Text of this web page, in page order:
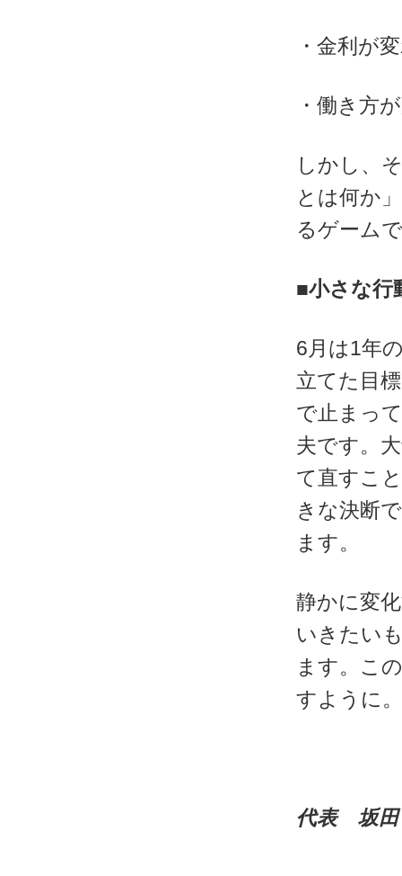
・金利が
・働き方
しかし、
とは何か
るゲーム
■小さな行
6月は1年
立てた目
で止まっ
夫です。
て直すこ
きな決断
ます。
静かに変
いきたい
ます。こ
すように。
代表 坂